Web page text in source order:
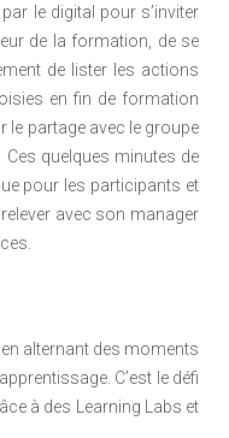
le digital pour s’inviter
de la formation, de se
de lister les actions
en fin de formation
le partage avec le groupe
Ces quelques minutes de
pour les participants et
avec son manager
alternant des moments
C’est le défi
à des Learning Labs et